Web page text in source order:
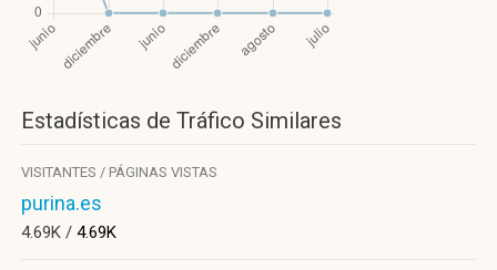
Estadísticas de Tráfico Similares
VISITANTES / PÁGINAS VISTAS
purina.es
4.69K / 4.69K